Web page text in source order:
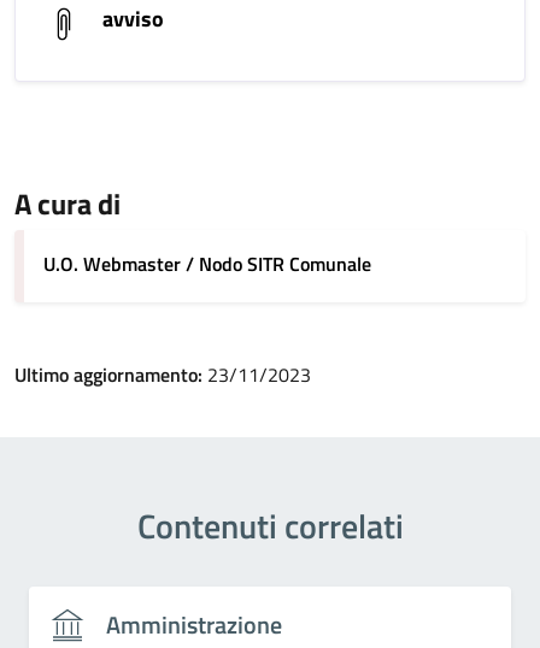
avviso
A cura di
U.O. Webmaster / Nodo SITR Comunale
Ultimo aggiornamento: 23/11/2023
Contenuti correlati
Amministrazione